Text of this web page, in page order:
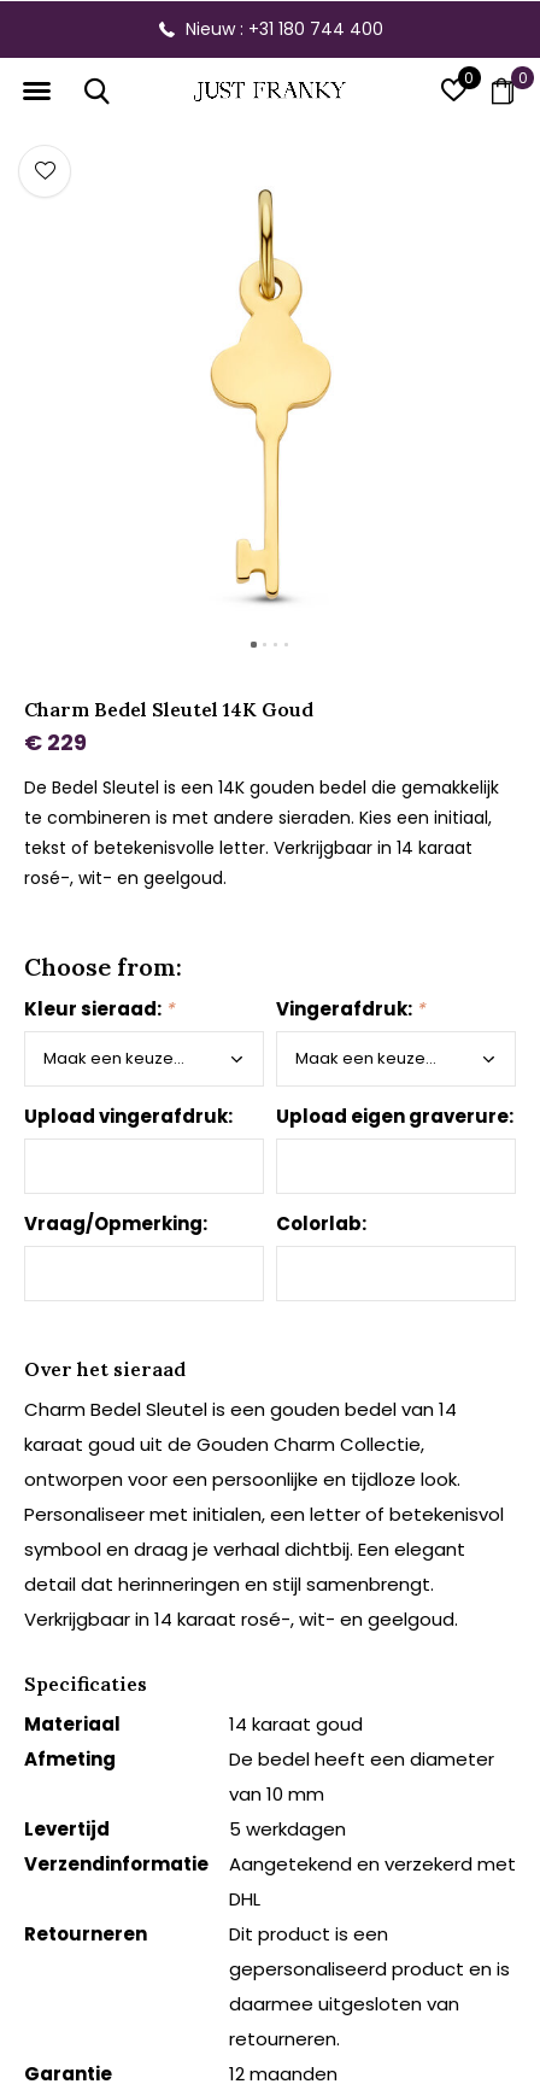
0 0
Nieuw : +31 180 744 400
Charm Bedel Sleutel 14K Goud
€ 229
De Bedel Sleutel is een 14K gouden bedel die gemakkelijk
te combineren is met andere sieraden. Kies een initiaal,
tekst of betekenisvolle letter. Verkrijgbaar in 14 karaat
rosé-, wit- en geelgoud.
Choose from:
Kleur sieraad: * Vingerafdruk: *
Upload vingerafdruk: Upload eigen graverure:
Vraag/Opmerking: Colorlab:
Over het sieraad
Charm Bedel Sleutel is een gouden bedel van 14
karaat goud uit de Gouden Charm Collectie,
ontworpen voor een persoonlijke en tijdloze look.
Personaliseer met initialen, een letter of betekenisvol
symbool en draag je verhaal dichtbij. Een elegant
detail dat herinneringen en stijl samenbrengt.
Verkrijgbaar in 14 karaat rosé-, wit- en geelgoud.
Specificaties
Materiaal
14 karaat goud
Afmeting
De bedel heeft een diameter
van 10 mm
Levertijd
5 werkdagen
Verzendinformatie
Aangetekend en verzekerd met
DHL
Retourneren
Dit product is een
gepersonaliseerd product en is
daarmee uitgesloten van
retourneren.
Garantie
12 maanden